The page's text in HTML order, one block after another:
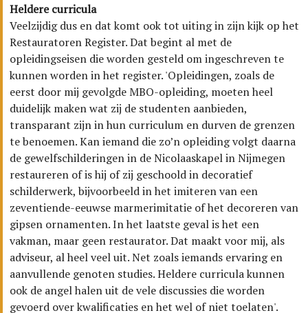
Heldere curricula
Veelzijdig dus en dat komt ook tot uiting in zijn kijk op het
Restauratoren Register. Dat begint al met de
opleidingseisen die worden gesteld om ingeschreven te
kunnen worden in het register. 'Opleidingen, zoals de
eerst door mij gevolgde MBO-opleiding, moeten heel
duidelijk maken wat zij de studenten aanbieden,
transparant zijn in hun curriculum en durven de grenzen
te benoemen. Kan iemand die zo’n opleiding volgt daarna
de gewelfschilderingen in de Nicolaaskapel in Nijmegen
restaureren of is hij of zij geschoold in decoratief
schilderwerk, bijvoorbeeld in het imiteren van een
zeventiende-eeuwse marmerimitatie of het decoreren van
gipsen ornamenten. In het laatste geval is het een
vakman, maar geen restaurator. Dat maakt voor mij, als
adviseur, al heel veel uit. Net zoals iemands ervaring en
aanvullende genoten studies. Heldere curricula kunnen
ook de angel halen uit de vele discussies die worden
gevoerd over kwalificaties en het wel of niet toelaten'.